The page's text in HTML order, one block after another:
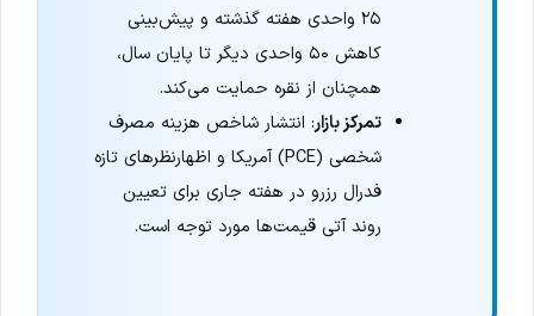
۲۵ واحدی هفته گذشته و پیش‌بینی
کاهش ۵۰ واحدی دیگر تا پایان سال،
همچنان از نقره حمایت می‌کند.
تمرکز بازار: انتشار شاخص هزینه مصرف
شخصی (PCE) آمریکا و اظهارنظرهای تازه
فدرال رزرو در هفته جاری برای تعیین
روند آتی قیمت‌ها مورد توجه است.